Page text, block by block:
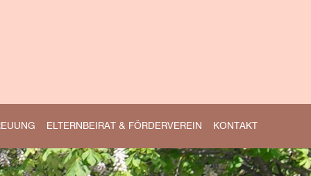
ELTERNBEIRAT & FÖRDERVEREIN KONTAKT